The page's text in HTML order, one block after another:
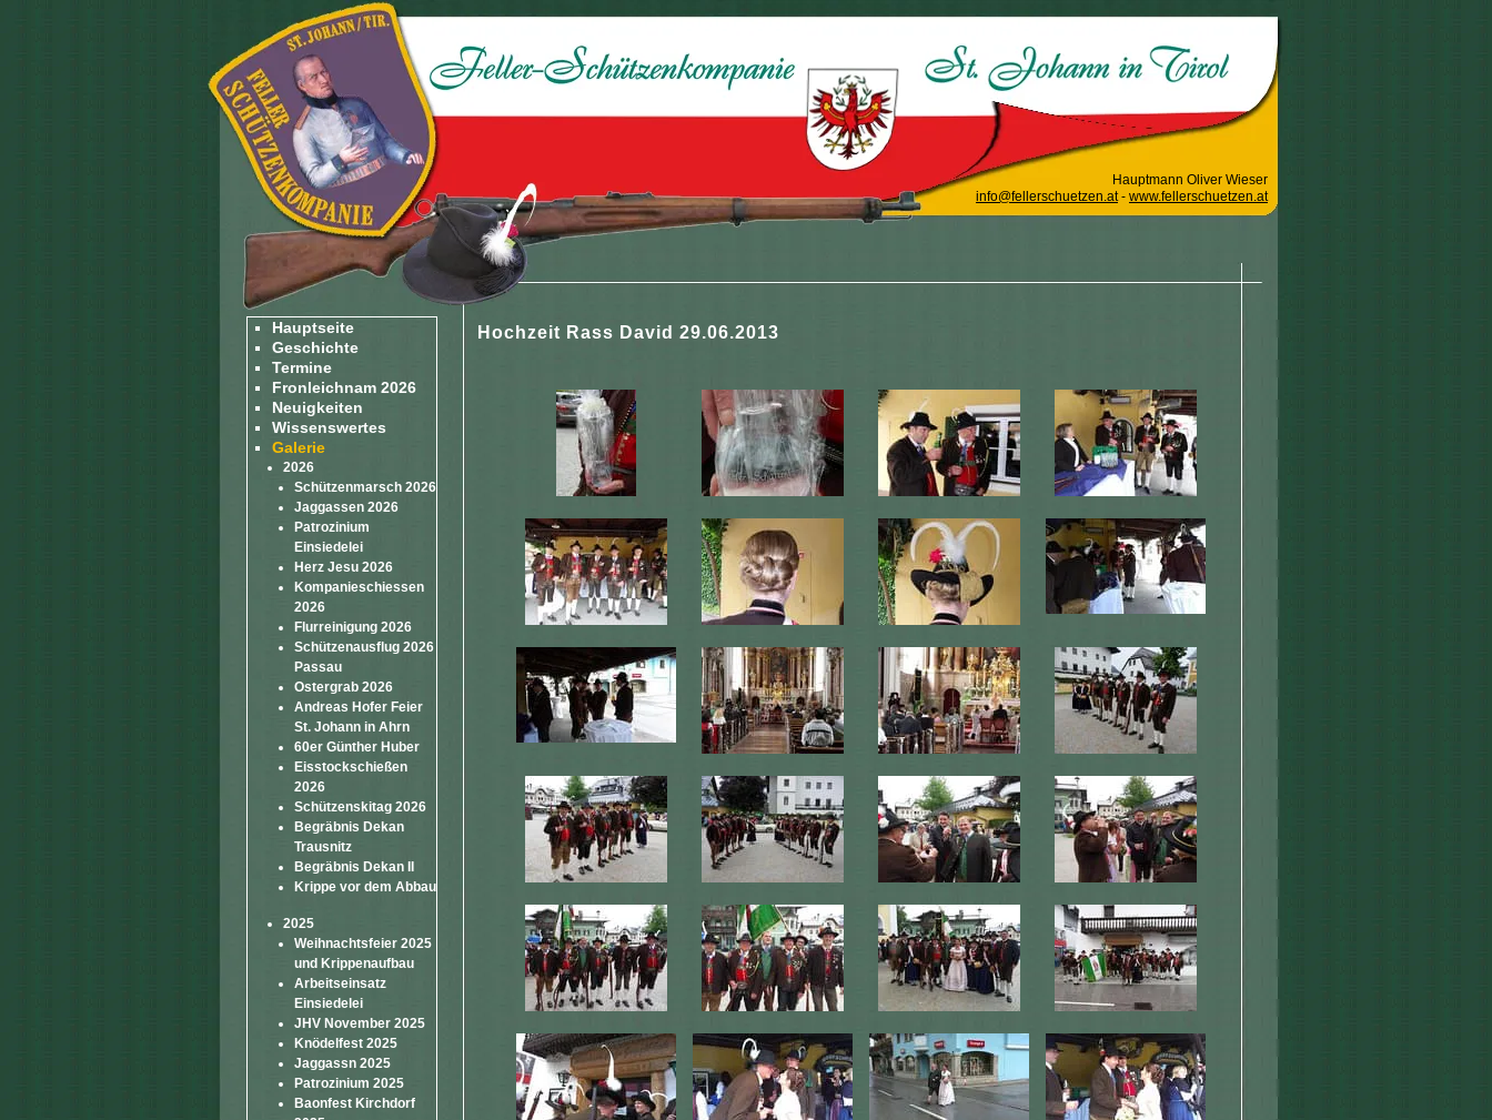
Hauptmann Oliver Wieser
info@fellerschuetzen.at- www.fellerschuetzen.at
Hauptseite
Geschichte
Termine
Fronleichnam 2026
Neuigkeiten
Wissenswertes
Galerie
2026
Schützenmarsch 2026
Jaggassen 2026
Patrozinium
Einsiedelei
Herz Jesu 2026
Kompanieschiessen
2026
Flurreinigung 2026
Schützenausflug 2026
Passau
Ostergrab 2026
Andreas Hofer Feier
St. Johann in Ahrn
60er Günther Huber
Eisstockschießen
2026
Schützenskitag 2026
Begräbnis Dekan
Trausnitz
Begräbnis Dekan II
Krippe vor dem Abbau
2025
Weihnachtsfeier 2025
und Krippenaufbau
Arbeitseinsatz
Einsiedelei
JHV November 2025
Knödelfest 2025
Jaggassn 2025
Patrozinium 2025
Baonfest Kirchdorf
Hochzeit Rass David 29.06.2013